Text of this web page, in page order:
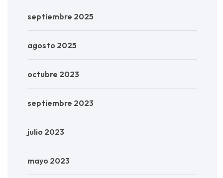
septiembre 2025
agosto 2025
octubre 2023
septiembre 2023
julio 2023
mayo 2023